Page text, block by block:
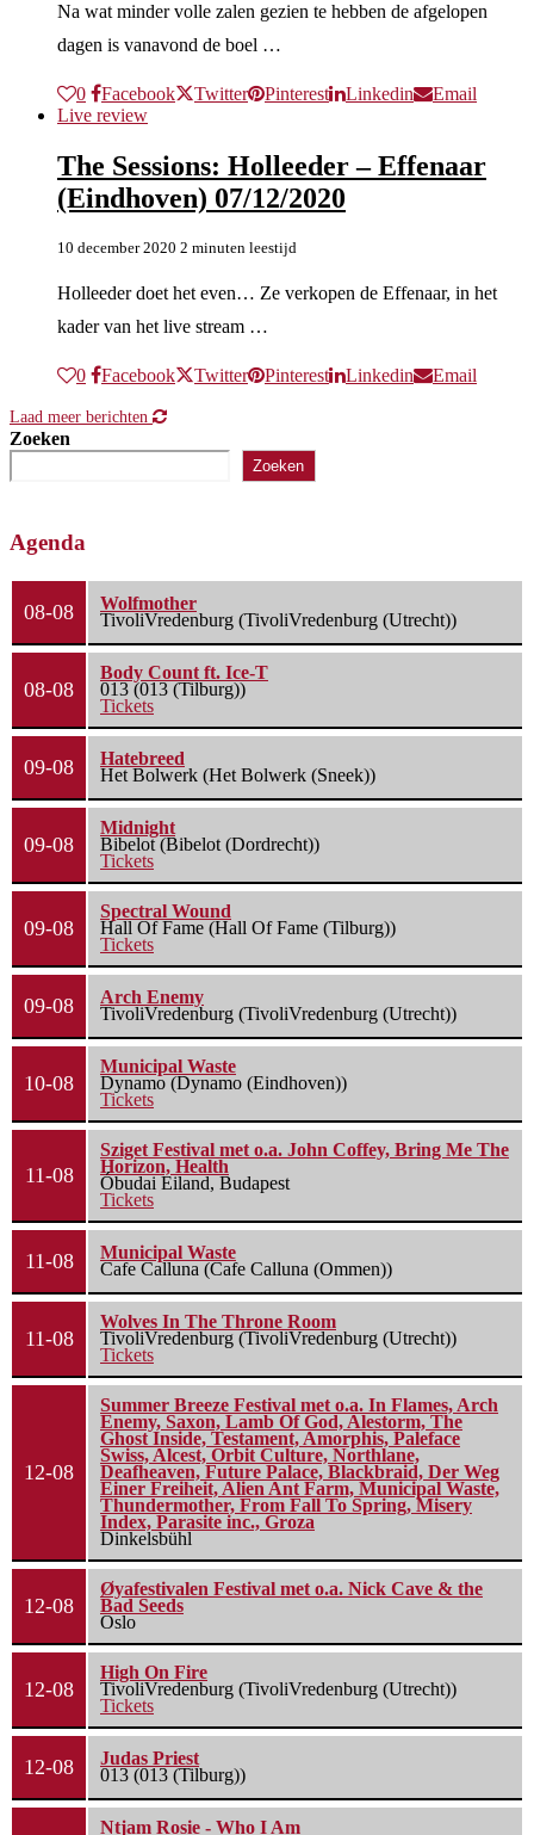
Na wat minder volle zalen gezien te hebben de afgelopen
dagen is vanavond de boel …
0 Facebook Twitter Pinterest Linkedin
Email
Live review
The Sessions: Holleeder – Effenaar
(Eindhoven) 07/12/2020
10 december 2020 2 minuten leestijd
Holleeder doet het even… Ze verkopen de Effenaar, in het
kader van het live stream …
0 Facebook Twitter Pinterest Linkedin Email
Laad meer berichten
Zoeken
Zoeken
Agenda
08-08
Wolfmother
TivoliVredenburg (TivoliVredenburg (Utrecht))
08-08
Body Count ft. Ice-T
013 (013 (Tilburg))
Tickets
09-08
Hatebreed
Het Bolwerk (Het Bolwerk (Sneek))
09-08
Midnight
Bibelot (Bibelot (Dordrecht))
Tickets
09-08
Spectral Wound
Hall Of Fame (Hall Of Fame (Tilburg))
Tickets
09-08
Arch Enemy
TivoliVredenburg (TivoliVredenburg (Utrecht))
10-08
Municipal Waste
Dynamo (Dynamo (Eindhoven))
Tickets
11-08
Sziget Festival met o.a. John Coffey, Bring Me The
Horizon, Health
Óbudai Eiland, Budapest
Tickets
11-08
Municipal Waste
Cafe Calluna (Cafe Calluna (Ommen))
11-08
Wolves In The Throne Room
TivoliVredenburg (TivoliVredenburg (Utrecht))
Tickets
12-08
Summer Breeze Festival met o.a. In Flames, Arch
Enemy, Saxon, Lamb Of God, Alestorm, The
Ghost Inside, Testament, Amorphis, Paleface
Swiss, Alcest, Orbit Culture, Northlane,
Deafheaven, Future Palace, Blackbraid, Der Weg
Einer Freiheit, Alien Ant Farm, Municipal Waste,
Thundermother, From Fall To Spring, Misery
Index, Parasite inc., Groza
Dinkelsbühl
12-08
Øyafestivalen Festival met o.a. Nick Cave & the
Bad Seeds
Oslo
12-08
High On Fire
TivoliVredenburg (TivoliVredenburg (Utrecht))
Tickets
12-08
Judas Priest
013 (013 (Tilburg))
Ntjam Rosie - Who I Am